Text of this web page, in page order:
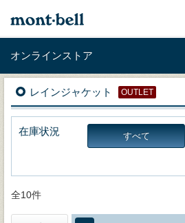
オンラインストア
レインジャケット OUTLET
在庫状況 すべて
全10件